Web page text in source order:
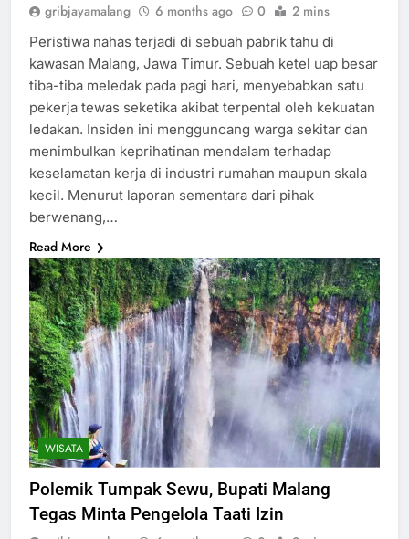
gribjayamalang 6 months ago 0 2 mins
Peristiwa nahas terjadi di sebuah pabrik tahu di
kawasan Malang, Jawa Timur. Sebuah ketel uap besar
tiba-tiba meledak pada pagi hari, menyebabkan satu
pekerja tewas seketika akibat terpental oleh kekuatan
ledakan. Insiden ini mengguncang warga sekitar dan
menimbulkan keprihatinan mendalam terhadap
keselamatan kerja di industri rumahan maupun skala
kecil. Menurut laporan sementara dari pihak
berwenang,…
Read More
WISATA
Polemik Tumpak Sewu, Bupati Malang
Tegas Minta Pengelola Taati Izin